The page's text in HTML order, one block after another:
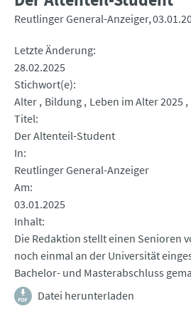
Reutlinger General-Anzeiger
Letzte Änderung
28.02.2025
Stichwort(e)
Alter Bildung Leben im Alter 2025
Titel
Der Altenteil-Student
In
Reutlinger General-Anzeiger
Am
03.01.2025
Inhalt
Die Redaktion stellt einen Senioren
noch einmal an der Universität
Bachelor- und Masterabschluss
Datei herunterladen